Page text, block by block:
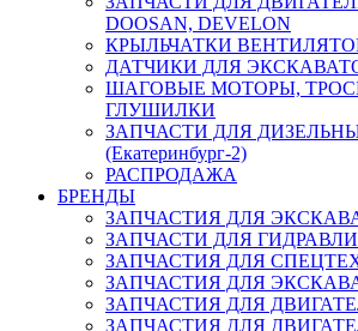
DOOSAN, DEVELON
КРЫЛЬЧАТКИ
ДАТЧИКИ ДЛЯ
ШАГОВЫЕ МОТОРЫ,
ГЛУШИЛКИ
ЗАПЧАСТИ ДЛЯ
(Екатеринбург-2)
РАСПРОДАЖА
БРЕНДЫ
ЗАПЧАСТИЯ ДЛЯ
ЗАПЧАСТИ ДЛЯ
ЗАПЧАСТИЯ ДЛЯ
ЗАПЧАСТИЯ ДЛЯ
ЗАПЧАСТИЯ ДЛЯ
ЗАПЧАСТИЯ ДЛЯ